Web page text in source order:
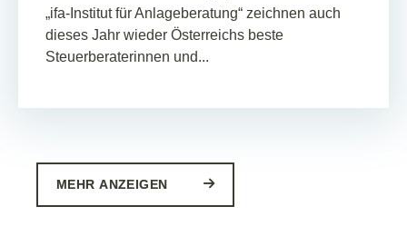
„ifa-Institut für Anlageberatung“ zeichnen auch
dieses Jahr wieder Österreichs beste
Steuerberaterinnen und...
MEHR ANZEIGEN